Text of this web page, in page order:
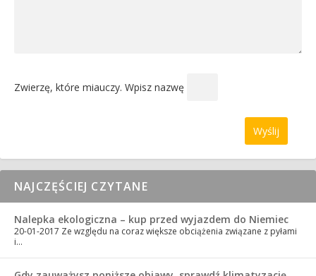
Zwierzę, które miauczy. Wpisz nazwę
NAJCZĘŚCIEJ CZYTANE
Nalepka ekologiczna – kup przed wyjazdem do Niemiec
20-01-2017 Ze względu na coraz większe obciążenia związane z pyłami
i…